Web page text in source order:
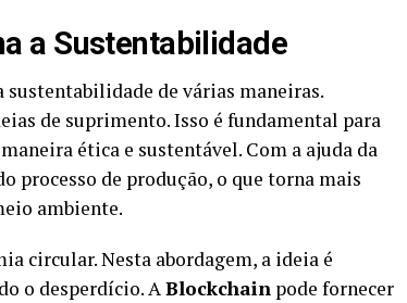
a Sustentabilidade
de várias maneiras.
de suprimento. Isso é fundamental para
ética e sustentável. Com a ajuda da
processo de produção, o que torna mais
ambiente.
circular. Nesta abordagem, a ideia é
o desperdício. ABlockchain pode fornecer